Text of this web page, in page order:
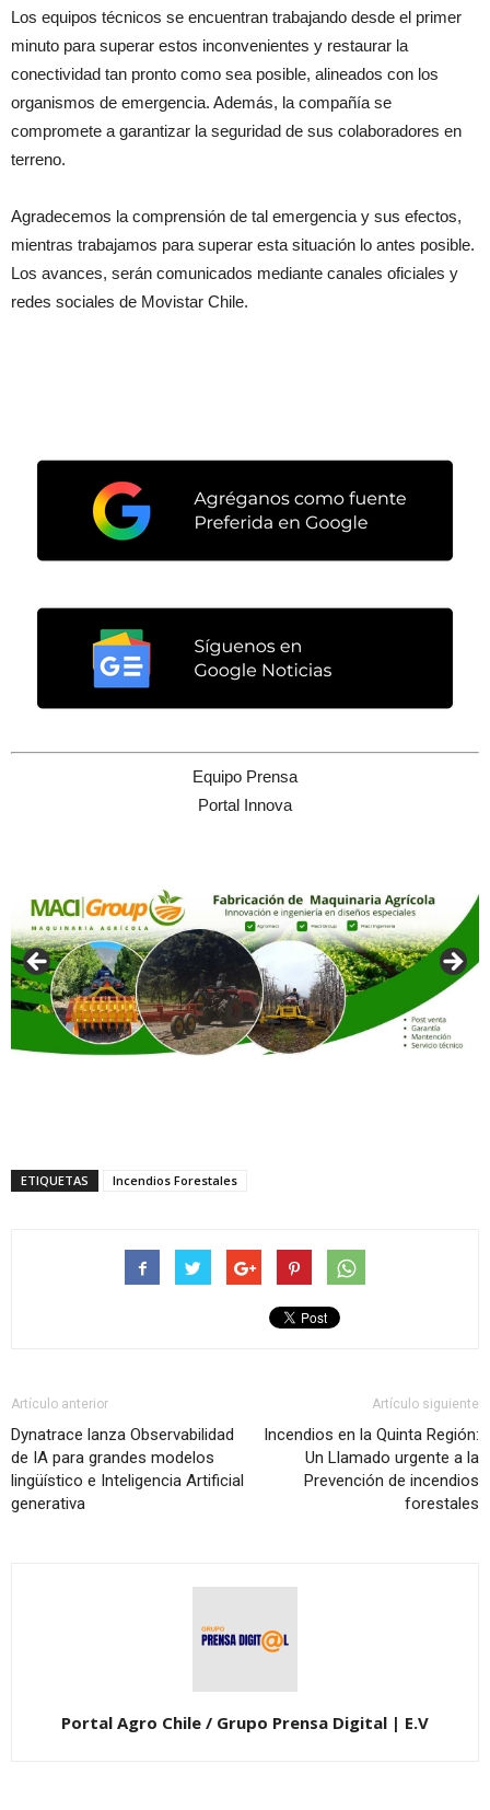
Los equipos técnicos se encuentran trabajando desde el primer
minuto para superar estos inconvenientes y restaurar la
conectividad tan pronto como sea posible, alineados con los
organismos de emergencia. Además, la compañía se
compromete a garantizar la seguridad de sus colaboradores en
terreno.
Agradecemos la comprensión de tal emergencia y sus efectos,
mientras trabajamos para superar esta situación lo antes posible.
Los avances, serán comunicados mediante canales oficiales y
redes sociales de Movistar Chile.
Equipo Prensa
Portal Innova
ETIQUETAS Incendios Forestales
Artículo anterior
Dynatrace lanza Observabilidad
de IA para grandes modelos
lingüístico e Inteligencia Artificial
generativa
Artículo siguiente
Incendios en la Quinta Región:
Un Llamado urgente a la
Prevención de incendios
forestales
Portal Agro Chile / Grupo Prensa Digital | E.V